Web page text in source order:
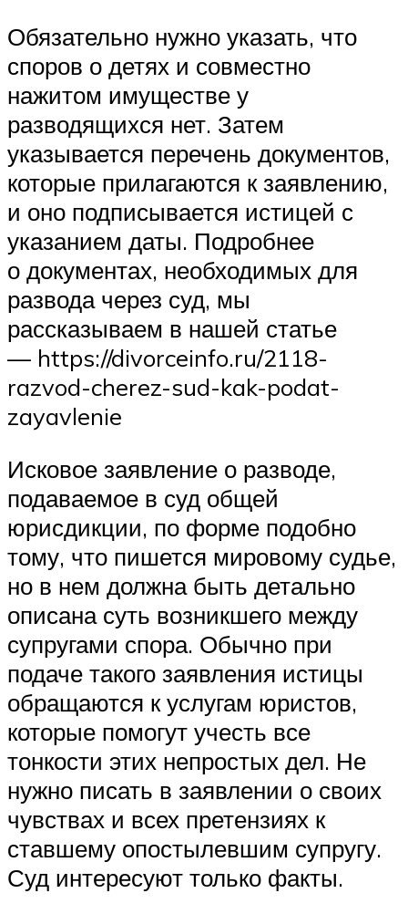
Обязательно нужно указать, что
споров о детях и совместно
нажитом имуществе у
разводящихся нет. Затем
указывается перечень документов,
которые прилагаются к заявлению,
и оно подписывается истицей с
указанием даты. Подробнее
о документах, необходимых для
развода через суд, мы
рассказываем в нашей статье
— https://divorceinfo.ru/2118-
razvod-cherez-sud-kak-podat-
zayavlenie
Исковое заявление о разводе,
подаваемое в суд общей
юрисдикции, по форме подобно
тому, что пишется мировому судье,
но в нем должна быть детально
описана суть возникшего между
супругами спора. Обычно при
подаче такого заявления истицы
обращаются к услугам юристов,
которые помогут учесть все
тонкости этих непростых дел. Не
нужно писать в заявлении о своих
чувствах и всех претензиях к
ставшему опостылевшим супругу.
Суд интересуют только факты.